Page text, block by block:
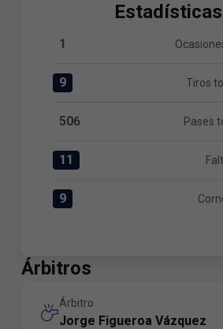
Ocasiones claras:Levante
1
Tiros totales:Levante UD 9
9 Tiros
Pases totales:Levante UD
506 Pases
Faltas:Levante UD 11 versus
11
Corners:Levante UD 9 versus
9
Árbitros
Árbitro
Jorge Figueroa Vázquez